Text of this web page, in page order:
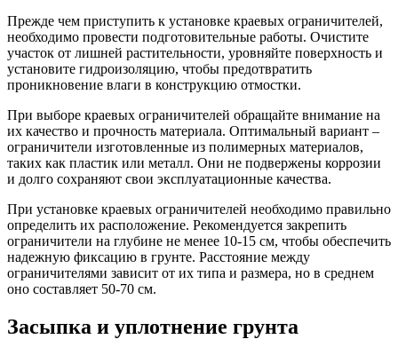
Прежде чем приступить к установке краевых ограничителей,
необходимо провести подготовительные работы. Очистите
участок от лишней растительности, уровняйте поверхность и
установите гидроизоляцию, чтобы предотвратить
проникновение влаги в конструкцию отмостки.
При выборе краевых ограничителей обращайте внимание на
их качество и прочность материала. Оптимальный вариант –
ограничители изготовленные из полимерных материалов,
таких как пластик или металл. Они не подвержены коррозии
и долго сохраняют свои эксплуатационные качества.
При установке краевых ограничителей необходимо правильно
определить их расположение. Рекомендуется закрепить
ограничители на глубине не менее 10-15 см, чтобы обеспечить
надежную фиксацию в грунте. Расстояние между
ограничителями зависит от их типа и размера, но в среднем
оно составляет 50-70 см.
Засыпка и уплотнение грунта